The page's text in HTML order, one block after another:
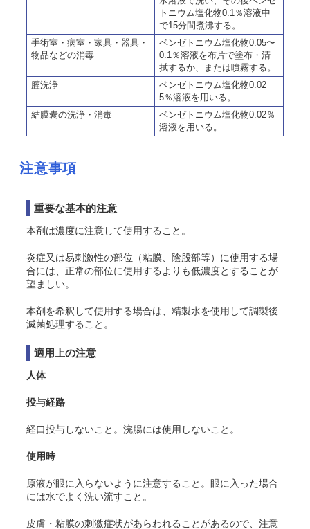
トニウム塩化物0.1％溶液中
で15分間煮沸する。
手術室・病室・家具・器具・
物品などの消毒
ベンゼトニウム塩化物0.05〜
0.1％溶液を布片で塗布・清
拭するか、または噴霧する。
腟洗浄
ベンゼトニウム塩化物0.02
5％溶液を用いる。
結膜嚢の洗浄・消毒
ベンゼトニウム塩化物0.02％
溶液を用いる。
注意事項
重要な基本的注意
本剤は濃度に注意して使用すること。
炎症又は易刺激性の部位（粘膜、陰股部等）に使用する場
合には、正常の部位に使用するよりも低濃度とすることが
望ましい。
本剤を希釈して使用する場合は、精製水を使用して調製後
滅菌処理すること。
適用上の注意
人体
投与経路
経口投与しないこと。浣腸には使用しないこと。
使用時
原液が眼に入らないように注意すること。眼に入った場合
には水でよく洗い流すこと。
皮膚・粘膜の刺激症状があらわれることがあるので、注意